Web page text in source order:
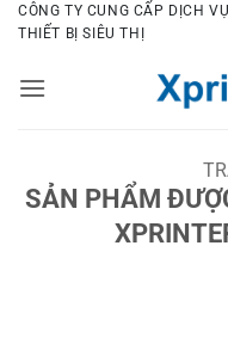
Bỏ
qua
dung
CÔNG TY CUNG CẤP DỊCH
THIẾT BỊ SIÊU THỊ
SẢN PHẨM